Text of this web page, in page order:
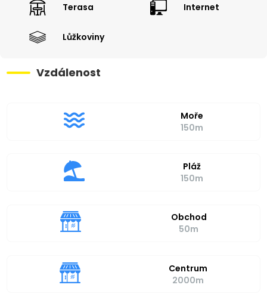
Terasa Internet
Lůžkoviny
Vzdálenost
Moře
150m
Pláž
150m
Obchod
50m
Centrum
2000m